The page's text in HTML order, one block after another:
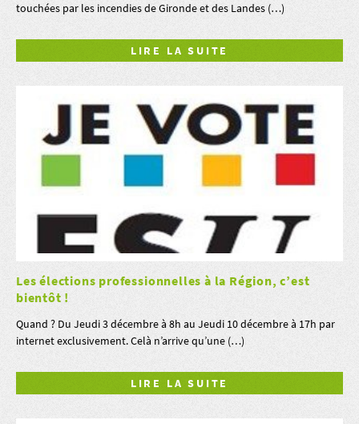
touchées par les incendies de Gironde et des Landes (…)
LIRE LA SUITE
Les élections professionnelles à la Région, c’est
bientôt !
Quand ? Du Jeudi 3 décembre à 8h au Jeudi 10 décembre à 17h par
internet exclusivement. Celà n’arrive qu’une (…)
LIRE LA SUITE